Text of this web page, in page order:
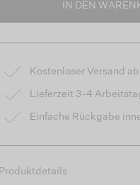
IN DEN
Kostenloser Versand
Lieferzeit 3-4
Einfache Rückgabe
Produktdetails